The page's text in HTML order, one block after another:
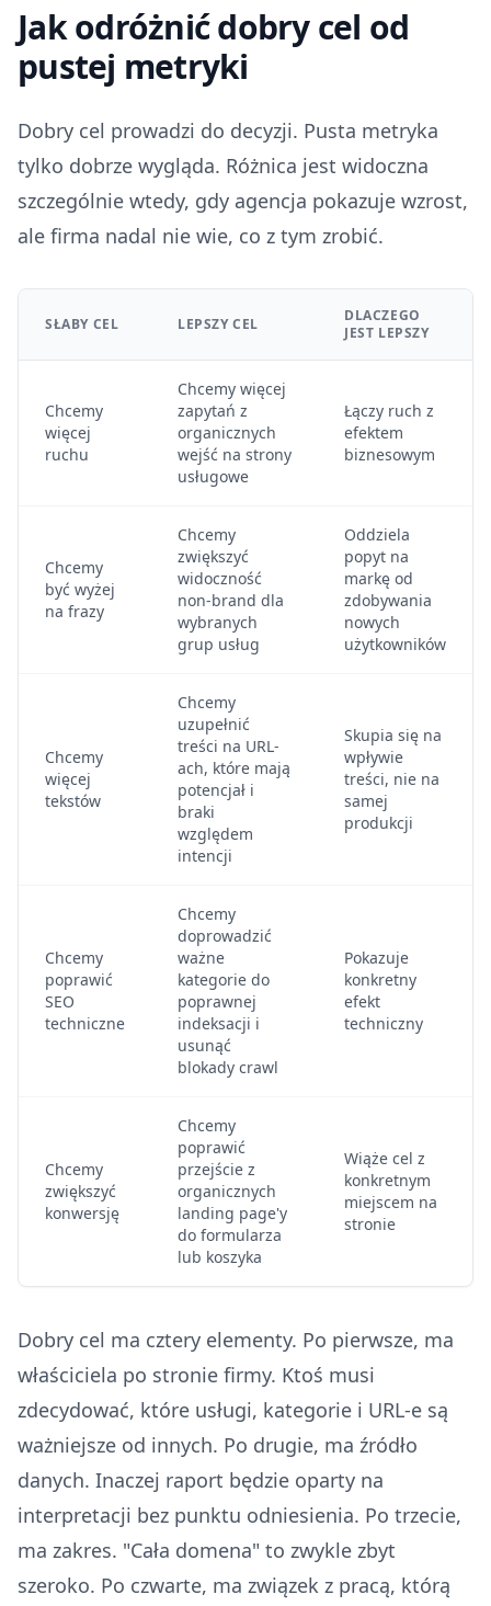
Jak odróżnić dobry cel od
pustej metryki
Dobry cel prowadzi do decyzji. Pusta metryka
tylko dobrze wygląda. Różnica jest widoczna
szczególnie wtedy, gdy agencja pokazuje wzrost,
ale firma nadal nie wie, co z tym zrobić.
SŁABY CEL LEPSZY CEL
DLACZEGO
JEST LEPSZY
Chcemy
więcej
ruchu
Chcemy więcej
zapytań z
organicznych
wejść na strony
usługowe
Łączy ruch z
efektem
biznesowym
Chcemy
być wyżej
na frazy
Chcemy
zwiększyć
widoczność
non-brand dla
wybranych
grup usług
Oddziela
popyt na
markę od
zdobywania
nowych
użytkowników
Chcemy
więcej
tekstów
Chcemy
uzupełnić
treści na URL-
ach, które mają
potencjał i
braki
względem
intencji
Skupia się na
wpływie
treści, nie na
samej
produkcji
Chcemy
poprawić
SEO
techniczne
Chcemy
doprowadzić
ważne
kategorie do
poprawnej
indeksacji i
usunąć
blokady crawl
Pokazuje
konkretny
efekt
techniczny
Chcemy
zwiększyć
konwersję
Chcemy
poprawić
przejście z
organicznych
landing page'y
do formularza
lub koszyka
Wiąże cel z
konkretnym
miejscem na
stronie
Dobry cel ma cztery elementy. Po pierwsze, ma
właściciela po stronie firmy. Ktoś musi
zdecydować, które usługi, kategorie i URL-e są
ważniejsze od innych. Po drugie, ma źródło
danych. Inaczej raport będzie oparty na
interpretacji bez punktu odniesienia. Po trzecie,
ma zakres. "Cała domena" to zwykle zbyt
szeroko. Po czwarte, ma związek z pracą, którą